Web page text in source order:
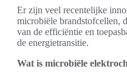
Er zijn veel recentelijke
microbiële brandstofcellen,
van de efficiëntie en
de energietransitie.
Wat is microbiële